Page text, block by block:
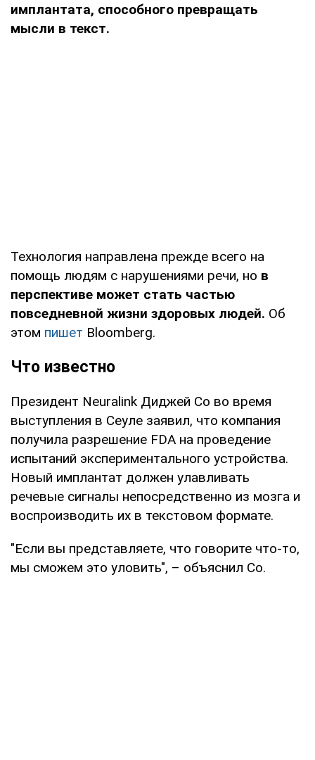
имплантата, способного превращать
мысли в текст.
Технология направлена прежде всего на
помощь людям с нарушениями речи, но в
перспективе может стать частью
повседневной жизни здоровых людей. Об
этом пишет Bloomberg.
Что известно
Президент Neuralink Диджей Со во время
выступления в Сеуле заявил, что компания
получила разрешение FDA на проведение
испытаний экспериментального устройства.
Новый имплантат должен улавливать
речевые сигналы непосредственно из мозга и
воспроизводить их в текстовом формате.
"Если вы представляете, что говорите что-то,
мы сможем это уловить", – объяснил Со.